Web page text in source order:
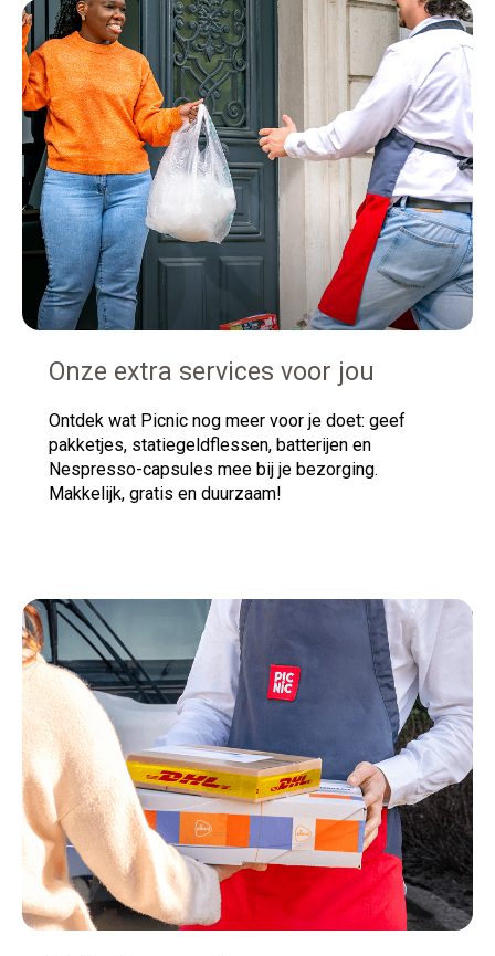
Onze extra services voor jou
Ontdek wat Picnic nog meer voor je doet: geef
pakketjes, statiegeldflessen, batterijen en
Nespresso-capsules mee bij je bezorging.
Makkelijk, gratis en duurzaam!